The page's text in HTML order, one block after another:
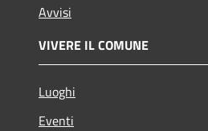
Avvisi
VIVERE IL COMUNE
Luoghi
Eventi